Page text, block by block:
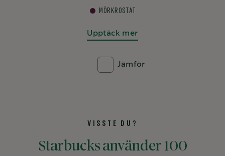
MÖRKROSTAT
Upptäck mer
Jämför
VISSTE DU?
Starbucks använder 100